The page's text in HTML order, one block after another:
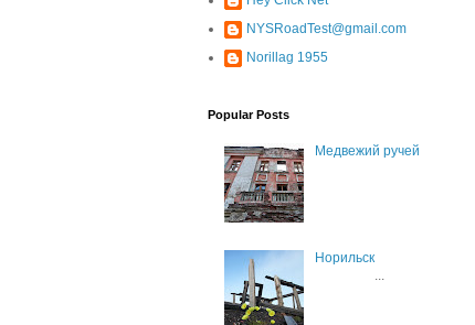
NYSRoadTest@gmail.com
Norillag 1955
Popular Posts
Медвежий ручей
Норильск
...